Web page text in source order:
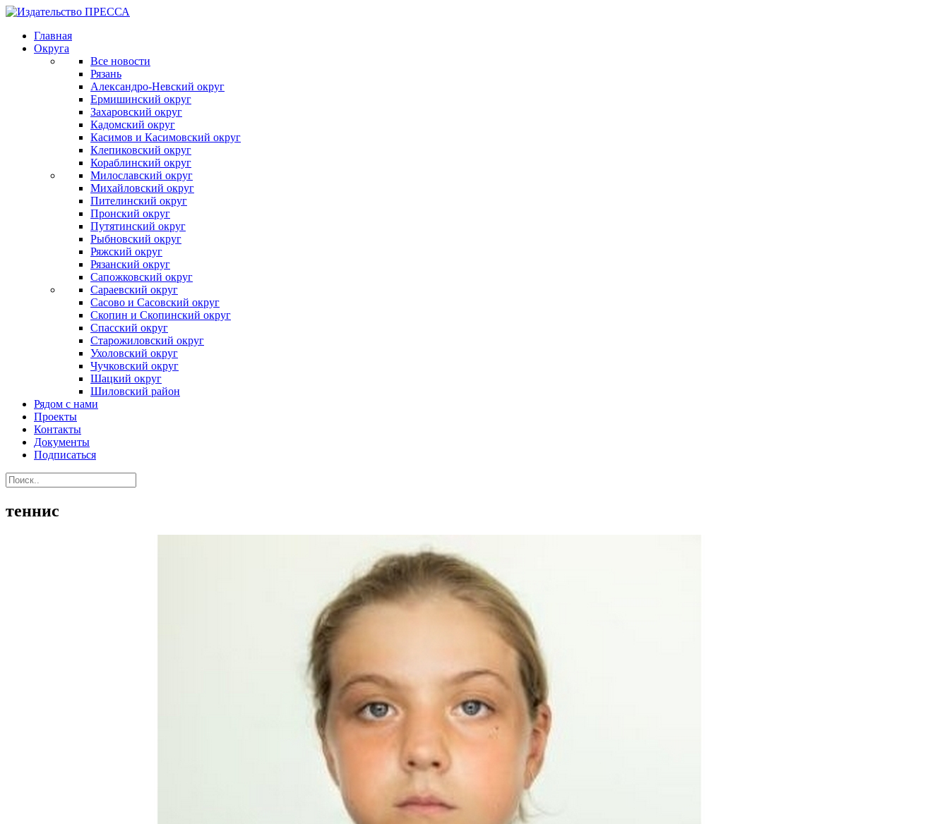
Главная
Округа
Все новости
Рязань
Александро-Невский округ
Ермишинский округ
Захаровский округ
Кадомский округ
Касимов и Касимовский округ
Клепиковский округ
Кораблинский округ
Милославский округ
Михайловский округ
Пителинский округ
Пронский округ
Путятинский округ
Рыбновский округ
Ряжский округ
Рязанский округ
Сапожковский округ
Сараевский округ
Сасово и Сасовский округ
Скопин и Скопинский округ
Спасский округ
Старожиловский округ
Ухоловский округ
Чучковский округ
Шацкий округ
Шиловский район
Рядом с нами
Проекты
Контакты
Документы
Подписаться
теннис